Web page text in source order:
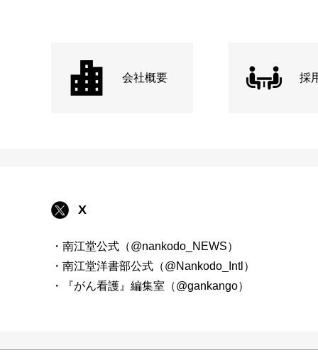
会社概要 採
X
・南江堂公式（@nankodo_NEWS）
・南江堂洋書部公式（@Nankodo_Intl）
・『がん看護』編集室（@gankango）